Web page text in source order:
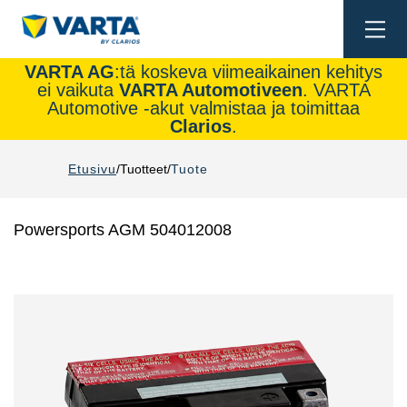
VARTA AG:tä koskeva viimeaikainen kehitys
ei vaikuta VARTA Automotiveen. VARTA
Automotive -akut valmistaa ja toimittaa
Clarios.
Etusivu Tuotteet Tuote
Powersports AGM 504012008